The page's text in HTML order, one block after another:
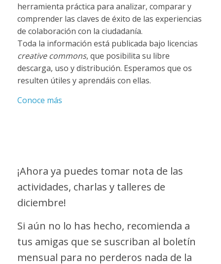
herramienta práctica para analizar, comparar y
comprender las claves de éxito de las experiencias
de colaboración con la ciudadanía.
Toda la información está publicada bajo licencias
creative commons, que posibilita su libre
descarga, uso y distribución. Esperamos que os
resulten útiles y aprendáis con ellas.
Conoce más
¡Ahora ya puedes tomar nota de las
actividades, charlas y talleres de
diciembre!
Si aún no lo has hecho, recomienda a
tus amigas que se suscriban al boletín
mensual para no perderos nada de la